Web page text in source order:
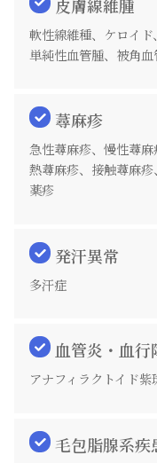
皮膚線維腫
軟性線維種、ケロイド
単純性血管腫、被角
蕁麻疹
急性蕁麻疹、慢性蕁
熱蕁麻疹、接触蕁麻疹
薬疹
発汗異常
多汗症
血管炎・血行
アナフィラクトイド
毛包脂腺系疾